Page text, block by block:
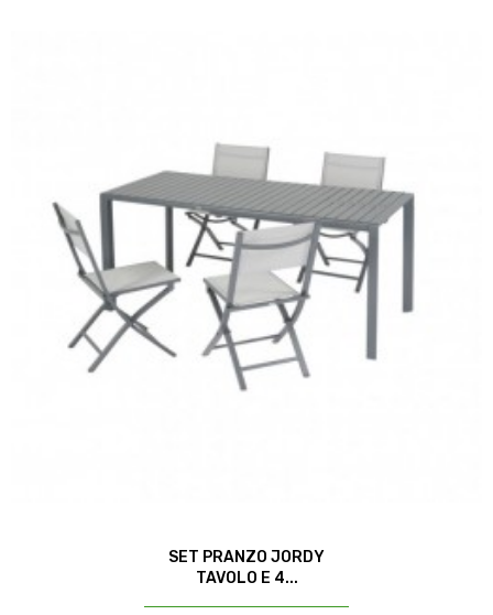
SET PRANZO JORDY
TAVOLO E 4...